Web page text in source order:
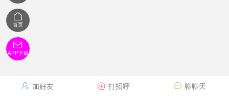
 加好友  打招呼  聊聊天

首页

APP下载